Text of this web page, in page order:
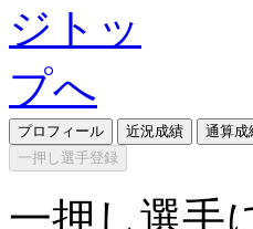
プロフィール 近況成績
通算成
一押し選手登録
一押し選手